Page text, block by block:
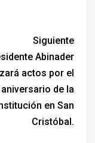
Siguiente
Abinader
actos por el
aniversario de la
en San
Cristóbal.